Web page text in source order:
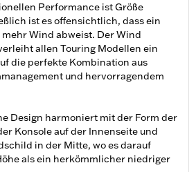
Performance ist Größe
ist es offensichtlich, dass ein
Wind abweist. Der Wind
allen Touring Modellen ein
die perfekte Kombination aus
und hervorragendem
Design harmoniert mit der Form der
Konsole auf der Innenseite und
in der Mitte, wo es darauf
als ein herkömmlicher niedriger